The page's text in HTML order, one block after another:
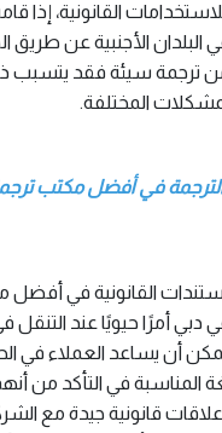
القانونية، إذا
البلدان الأجنبية عن طريق
ترجمة سيئة فقد يتسبب
المختلفة.
في أفضل مكتب
القانونية في
دبي أمرًا حيويًا عند التنقل
يمكن أن يساعد العملاء في
المناسبة في التأكد من
قانونية جيدة مع